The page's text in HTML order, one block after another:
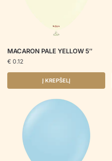
MACARON PALE YELLOW 5″
€ 0.12
Į KREPŠELĮ